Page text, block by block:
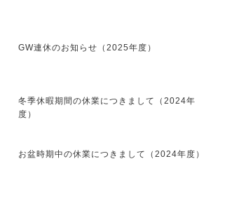
GW連休のお知らせ（2025年度）
冬季休暇期間の休業につきまして（2024年
度）
お盆時期中の休業につきまして（2024年度）